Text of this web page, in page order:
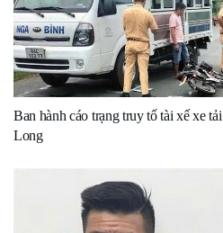
Ban hành cáo trạng truy tố tài xế xe
Long